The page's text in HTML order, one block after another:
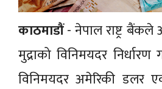
काठमाडौं- नेपाल राष्ट्र
मुद्राको विनिमयदर निर्धारण
विनिमयदर अमेरिकी डलर